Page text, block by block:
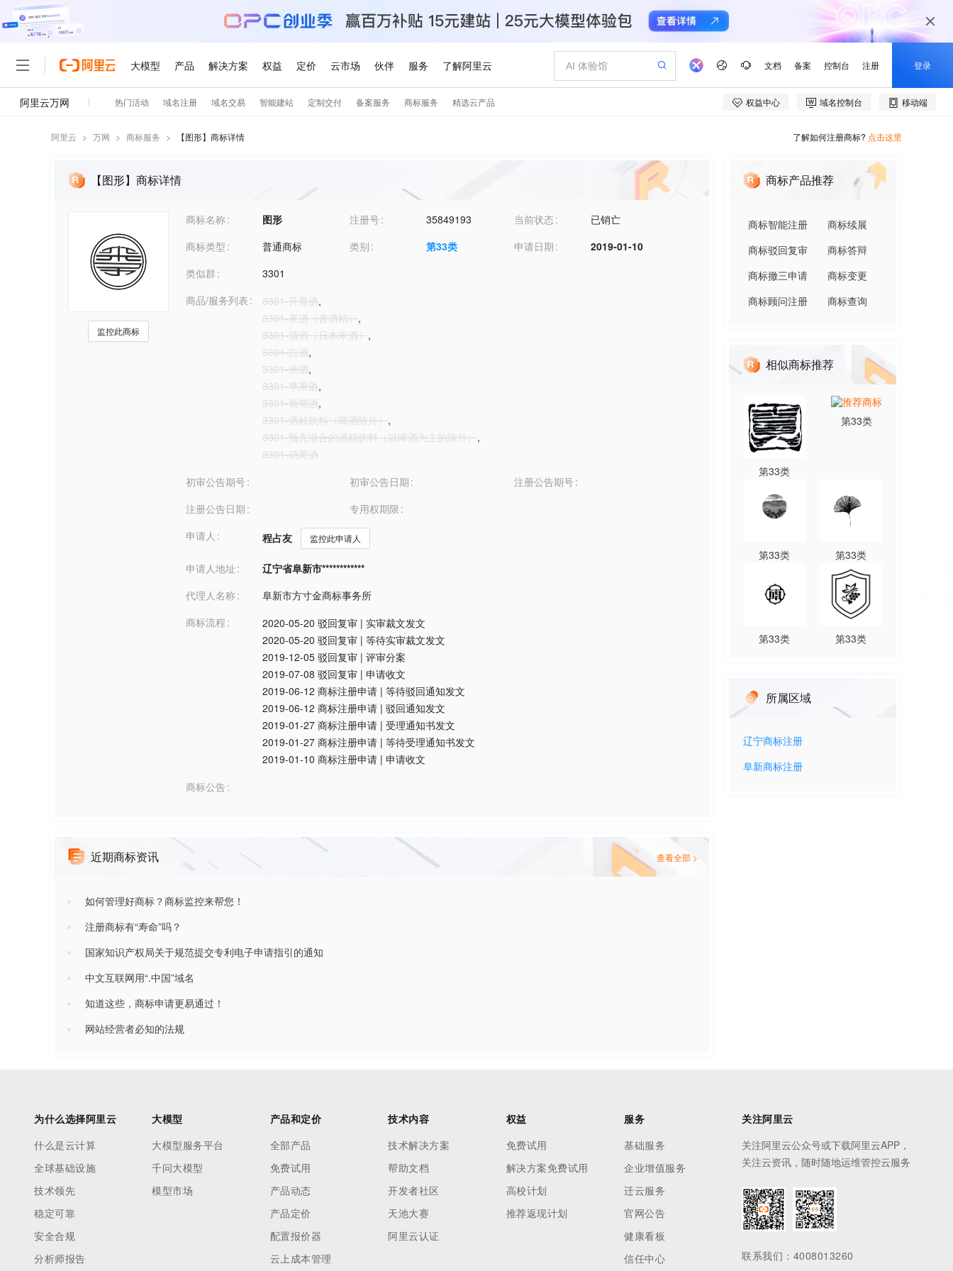
阿里云 > 万网 > 商标服务 > 【图形】商标详情 了解如何注册商标? 点击这里
【图形】商标详情
监控此商标
商标名称 图形 注册号 35849193 当前状态
已销亡
商标类型
普通商标 类别 第33类 申请日期
2019-01-10
类似群
3301
商品/服务列表
3301-开胃酒,
3301-果酒（含酒精）,
3301-清酒（日本米酒）,
3301-白酒,
3301-米酒,
3301-苹果酒,
3301-葡萄酒,
3301-酒精饮料（啤酒除外）,
3301-预先混合的酒精饮料（以啤酒为主的除外）,
3301-鸡尾酒
初审公告期号
初审公告日期
注册公告期号
注册公告日期
专用权期限
申请人
程占友 监控此申请人
申请人地址
辽宁省阜新市************
代理人名称
阜新市方寸金商标事务所
商标流程
2020-05-20 驳回复审 | 实审裁文发文
2020-05-20 驳回复审 | 等待实审裁文发文
2019-12-05 驳回复审 | 评审分案
2019-07-08 驳回复审 | 申请收文
2019-06-12 商标注册申请 | 等待驳回通知发文
2019-06-12 商标注册申请 | 驳回通知发文
2019-01-27 商标注册申请 | 受理通知书发文
2019-01-27 商标注册申请 | 等待受理通知书发文
2019-01-10 商标注册申请 | 申请收文
商标公告
近期商标资讯 查看全部 >
如何管理好商标？商标监控来帮您！
注册商标有“寿命”吗？
国家知识产权局关于规范提交专利电子申请指引的通知
中文互联网用“.中国”域名
知道这些，商标申请更易通过！
网站经营者必知的法规
商标产品推荐
商标智能注册
商标续展
商标驳回复审
商标答辩
商标撤三申请
商标变更
商标顾问注册
商标查询
相似商标推荐
第33类
第33类
第33类 第33类
第33类 第33类
所属区域
辽宁商标注册
阜新商标注册